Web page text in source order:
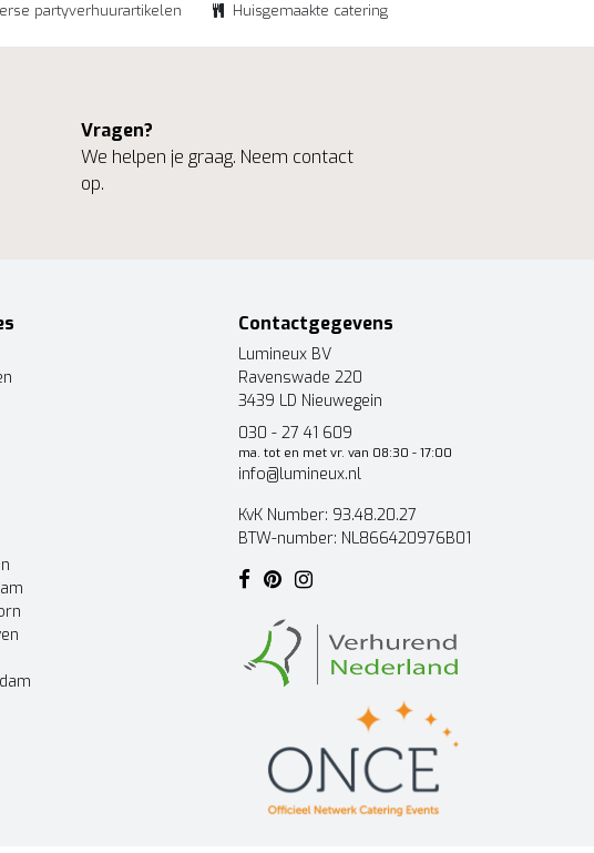
partyverhuurartikelen Huisgemaakte catering
Vragen?
We helpen je graag. Neem contact
op.
Contactgegevens
Lumineux BV
Ravenswade 220
3439 LD Nieuwegein
030 - 27 41 609
ma. tot en met vr. van 08:30 - 17:00
info@lumineux.nl
KvK Number: 93.48.20.27
BTW-number: NL866420976B01